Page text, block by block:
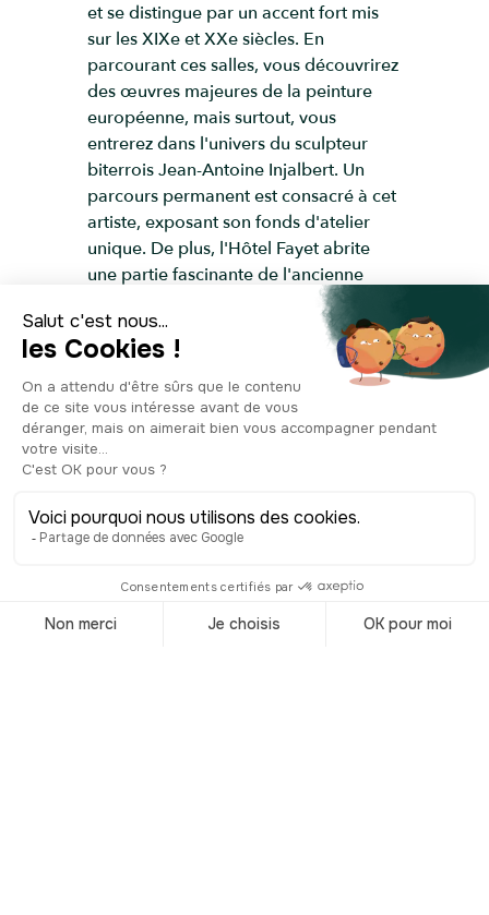
et se distingue par un accent fort mis
sur les XIXe et XXe siècles. En
parcourant ces salles, vous découvrirez
des œuvres majeures de la peinture
européenne, mais surtout, vous
entrerez dans l'univers du sculpteur
biterrois Jean-Antoine Injalbert. Un
parcours permanent est consacré à cet
artiste, exposant son fonds d'atelier
unique. De plus, l'Hôtel Fayet abrite
une partie fascinante de l'ancienne
collection d'art moderne de Jean
Moulin, avec des artistes renommés
tels que Soutine, De Chirico ou
Valadon. Prenez le temps d'admirer
non seulement les collections
(peintures, dessins, objets d'art), mais
aussi l'atmosphère unique de cette
demeure, témoin de la vie de son
illustre enfant, le peintre et mécène
Gustave Fayet.